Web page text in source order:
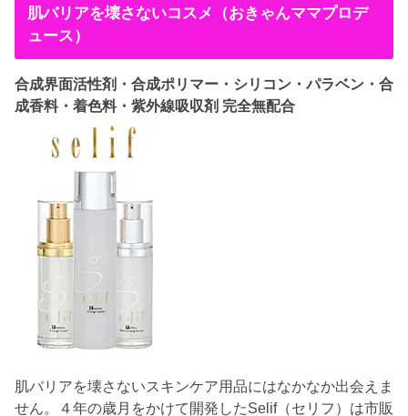
肌バリアを壊さないコスメ（おきゃんママプロデ
ュース）
合成界面活性剤・合成ポリマー・シリコン・パラベン・合
成香料・着色料・紫外線吸収剤 完全無配合
肌バリアを壊さないスキンケア用品にはなかなか出会えま
せん。４年の歳月をかけて開発したSelif（セリフ）は市販